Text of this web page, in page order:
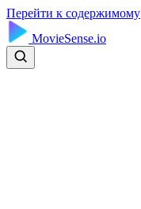
Перейти к содержимому
MovieSense.io